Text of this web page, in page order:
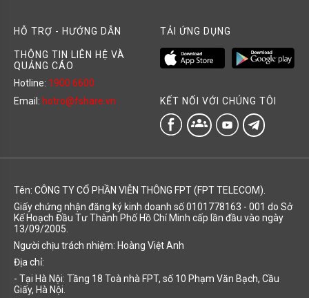
HỖ TRỢ - HƯỚNG DẪN
THÔNG TIN LIÊN HỆ VÀ
QUẢNG CÁO
Hotline: 1900 6600
Email: hotro@fshare.vn
TẢI ỨNG DỤNG
KẾT NỐI VỚI CHÚNG TÔI
groups
Tên: CÔNG TY CỔ PHẦN VIỄN THÔNG FPT (FPT TELECOM).
Giấy chứng nhận đăng ký kinh doanh số 0101778163 - 001 do Sở
Kế Hoạch Đầu Tư Thành Phố Hồ Chí Minh cấp lần đầu vào ngày
13/09/2005.
Người chịu trách nhiệm: Hoàng Việt Anh
Địa chỉ:
- Tại Hà Nội: Tầng 18 Toà nhà FPT, số 10 Phạm Văn Bạch, Cầu
Giấy, Hà Nội.